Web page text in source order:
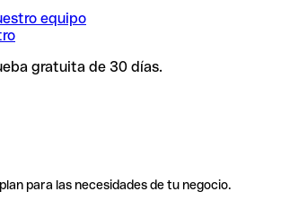
equipo
gratuita de 30 días.
para las necesidades de tu negocio.